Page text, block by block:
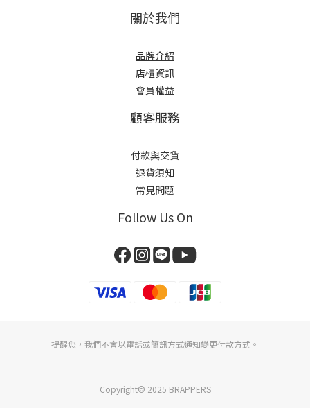
關於我們
品牌介紹
店櫃資訊
會員權益
顧客服務
付款與交貨
退貨須知
常見問題
Follow Us On
提醒您，我們不會以電話或簡訊方式通知變更付款方式。
Copyright© 2025 BRAPPERS